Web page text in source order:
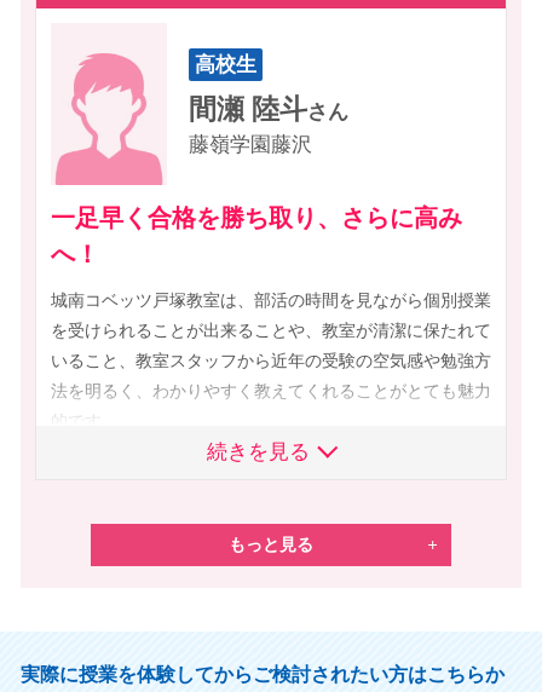
戸塚教室はスタッフの皆さんがフレンドリーで話しやす
策、面接等、得意な先生に直接聞きやすい環境だったた
め、不安を解消した状態で入試に臨めました！
高校生
間瀬 陸斗さん
藤嶺学園藤沢
一足早く合格を勝ち取り、さらに高み
へ！
城南コベッツ戸塚教室は、部活の時間を見ながら個別授業
を受けられることが出来ることや、教室が清潔に保たれて
いること、教室スタッフから近年の受験の空気感や勉強方
法を明るく、わかりやすく教えてくれることがとても魅力
的です。
また、志望理由書を書く際には、訂正箇所がなかなか減ら
今回、僕は城南コベッツの指導を経て、自己推薦型選抜で
合格しました。
受験しにいけます。
このまま気の抜けない環境に身を置き続けて、トライしに
続きを見る
せんでしたが、
コベッツに通って良かったことばかりで、城南コベッツ戸塚
教室・スタッフのみなさんに心から感謝しています！
もっと見る
実際に授業を体験してからご検討されたい方はこちらか